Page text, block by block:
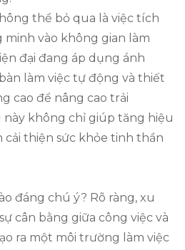
thể bỏ qua là việc tích
vào không gian làm
đại đang áp dụng ánh
làm việc tự động và thiết
cao để nâng cao trải
này không chỉ giúp tăng hiệu
cải thiện sức khỏe tinh thần
đáng chú ý? Rõ ràng, xu
cân bằng giữa công việc và
ra một môi trường làm việc